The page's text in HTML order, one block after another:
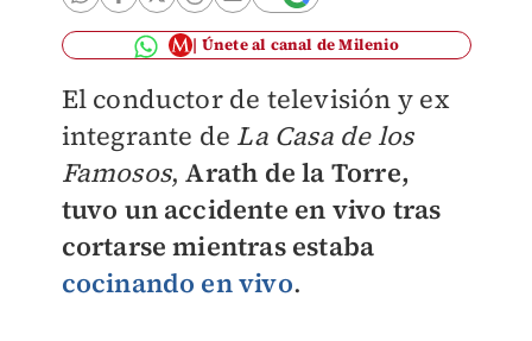
Únete al canal de Milenio
El conductor de televisión y ex
integrante de La Casa de los
Famosos,Arath de la Torre,
tuvo un accidente en vivo tras
cortarse mientras estaba
cocinando en vivo.